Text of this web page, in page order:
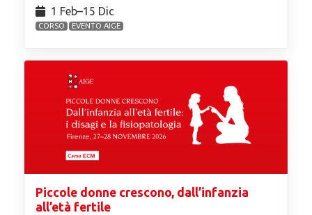
1 Feb⁠–15 Dic
CORSO EVENTO AIGE
Piccole donne crescono, dall’infanzia
all’età fertile